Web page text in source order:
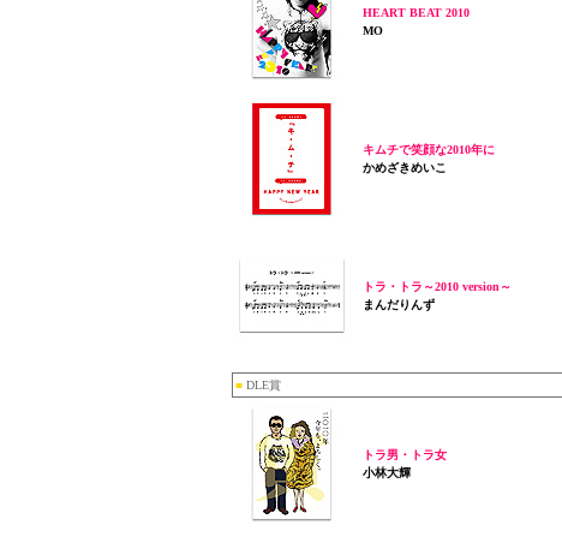
HEART BEAT 2010
MO
キムチで笑顔な2010年に
かめざきめいこ
トラ・トラ～2010 version～
まんだりんず
■ DLE賞
トラ男・トラ女
小林大輝